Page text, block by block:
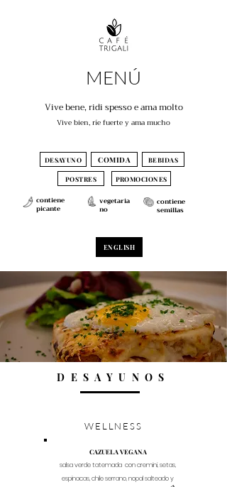
MENÚ
Vive bene, ridi spesso e ama molto
Vive bien, ríe fuerte y ama mucho
DESAYUNO COMIDA BEBIDAS
POSTRES PROMOCIONES
contiene
picante
vegetaria
no
contiene
semillas
ENGLISH
DESAYUNOS
WELLNESS
CAZUELA VEGANA
salsa verde tatemada con cremini, setas,
espinacas, chile serrano, nopal salteado y